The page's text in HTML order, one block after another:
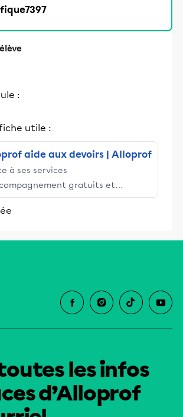
:
utile :
aide aux devoirs | Alloprof
à ses services
gratuits et
Alloprof engage les élèves
parents dans la réussite
les infos
d’Alloprof